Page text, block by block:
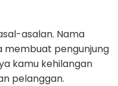
asalan. Nama
membuat pengunjung
kamu kehilangan
pelanggan.